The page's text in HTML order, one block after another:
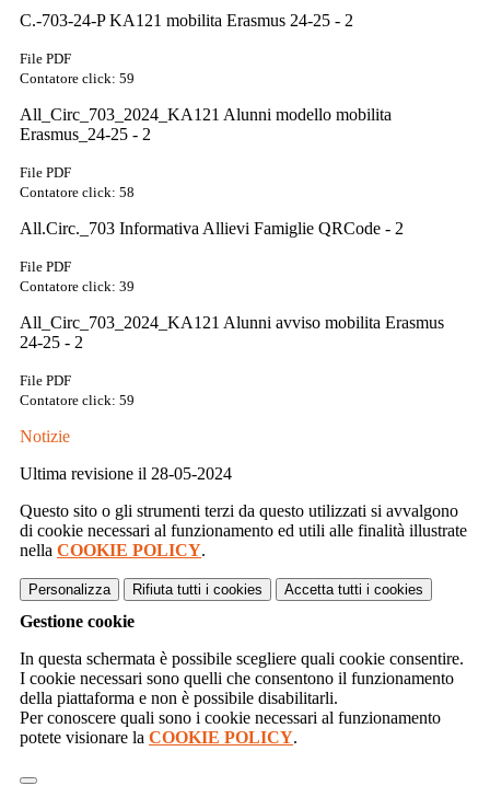
C.-703-24-P KA121 mobilita Erasmus 24-25 - 2
File PDF
Contatore click: 59
All_Circ_703_2024_KA121 Alunni modello mobilita
Erasmus_24-25 - 2
File PDF
Contatore click: 58
All.Circ._703 Informativa Allievi Famiglie QRCode - 2
File PDF
Contatore click: 39
All_Circ_703_2024_KA121 Alunni avviso mobilita Erasmus
24-25 - 2
File PDF
Contatore click: 59
Notizie
Ultima revisione il 28-05-2024
Questo sito o gli strumenti terzi da questo utilizzati si avvalgono
di cookie necessari al funzionamento ed utili alle finalità illustrate
nella COOKIE POLICY.
Personalizza Rifiuta tutti i cookies Accetta tutti i cookies
Gestione cookie
In questa schermata è possibile scegliere quali cookie consentire.
I cookie necessari sono quelli che consentono il funzionamento
della piattaforma e non è possibile disabilitarli.
Per conoscere quali sono i cookie necessari al funzionamento
potete visionare la COOKIE POLICY.